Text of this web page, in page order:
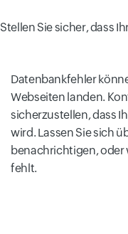
Stellen Sie sicher, dass
Datenbankfehler
Webseiten landen.
sicherzustellen, dass
wird. Lassen Sie sich
benachrichtigen, oder
fehlt.